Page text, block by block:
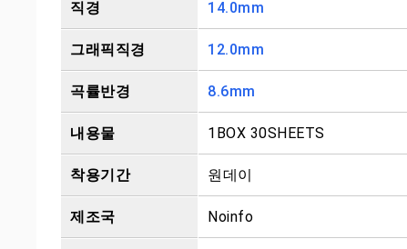
직경 14.0mm
그래픽직경 12.0mm
곡률반경 8.6mm
내용물 1BOX 30SHEETS
착용기간 원데이
제조국 Noinfo